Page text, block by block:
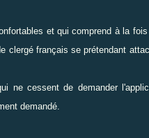
et qui comprend à la
clergé français se prétendant
ne cessent de demander
demandé.